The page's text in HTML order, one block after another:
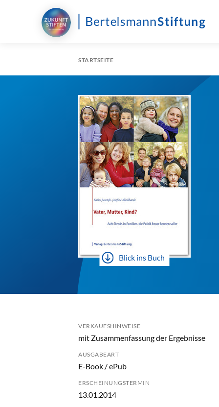
STARTSEITE
Blick ins Buch
VERKAUFSHINWEISE
mit Zusammenfassung der Ergebnisse
AUSGABEART
E-Book / ePub
ERSCHEINUNGSTERMIN
13.01.2014